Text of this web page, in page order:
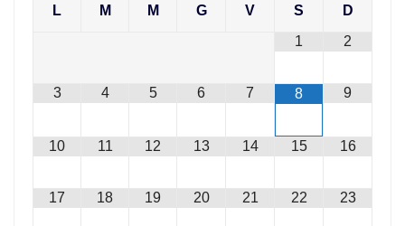
L M M G V S
D
1
2
3 4 5 6 7 8 9
10 11 12 13 14 15 16
17 18 19 20 21 22 23